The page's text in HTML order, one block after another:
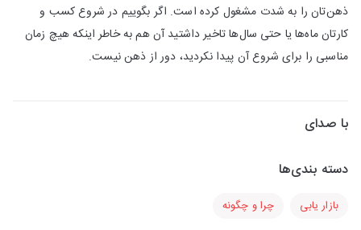
ذهن‌تان را به شدت مشغول کرده است. اگر بگوییم در شروع کسب و
کارتان ماه‌ها یا حتی سال‌ها تاخیر داشتید آن هم به خاطر اینکه هیچ زمان
مناسبی را برای شروع آن پیدا نکردید، دور از ذهن نیست.
با صدای
دسته بندی‌ها
بازار یابی چرا و چگونه